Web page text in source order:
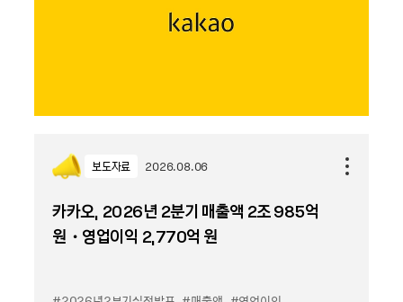
보도자료 2026.08.06
카카오, 2026년 2분기 매출액 2조 985억
원・영업이익 2,770억 원